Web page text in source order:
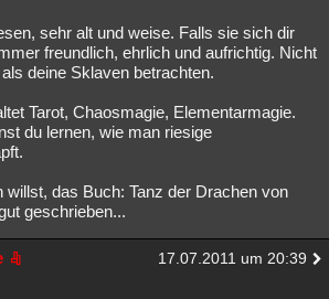
sehr alt und weise. Falls sie sich dir
freundlich, ehrlich und aufrichtig. Nicht
deine Sklaven betrachten.
Tarot, Chaosmagie, Elementarmagie.
du lernen, wie man riesige
willst, das Buch: Tanz der Drachen von
geschrieben...
17.07.2011 um 20:39